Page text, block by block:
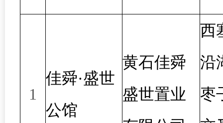
1
佳舜·盛世
公馆
黄石佳舜
盛世置业
西
沿
枣